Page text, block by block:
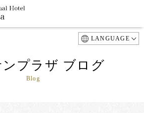
LANGUAGE
プラザ ブログ
Blog